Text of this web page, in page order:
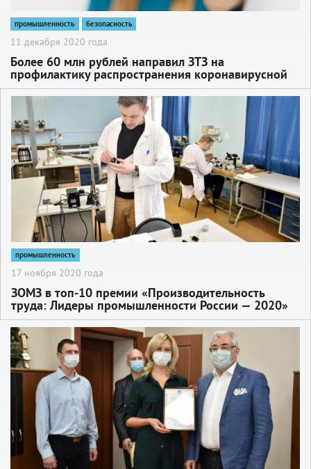
промышленность безопасность
11 декабря 2020 года
Более 60 млн рублей направил ЗТЗ на
профилактику распространения коронавирусной
инфекции
промышленность
17 ноября 2020 года
ЗОМЗ в топ-10 премии «Производительность
труда: Лидеры промышленности России — 2020»
2